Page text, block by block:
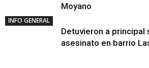
Moyano
INFO GENERAL
Detuvieron a principal
asesinato en barrio